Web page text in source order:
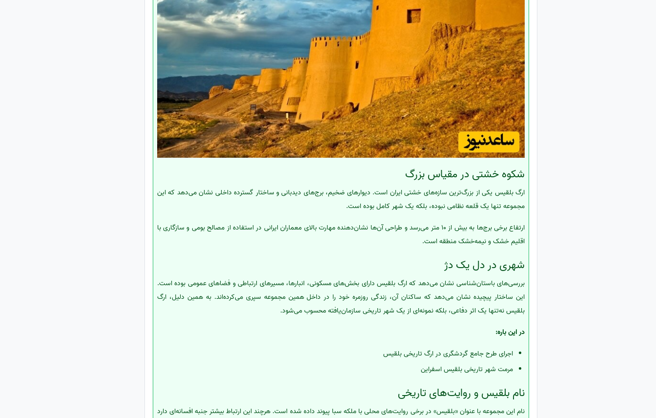
شکوه خشتی در مقیاس بزرگ
ارگ بلقیس یکی از بزرگ‌ترین سازه‌های خشتی ایران است. دیوارهای ضخیم، برج‌های دیدبانی و ساختار گسترده داخلی نشان می‌دهد که این
مجموعه تنها یک قلعه نظامی نبوده، بلکه یک شهر کامل بوده است.
ارتفاع برخی برج‌ها به بیش از 10 متر می‌رسد و طراحی آن‌ها نشان‌دهنده مهارت بالای معماران ایرانی در استفاده از مصالح بومی و سازگاری با
اقلیم خشک و نیمه‌خشک منطقه است.
شهری در دل یک دژ
بررسی‌های باستان‌شناسی نشان می‌دهد که ارگ بلقیس دارای بخش‌های مسکونی، انبارها، مسیرهای ارتباطی و فضاهای عمومی بوده است.
این ساختار پیچیده نشان می‌دهد که ساکنان آن، زندگی روزمره خود را در داخل همین مجموعه سپری می‌کرده‌اند. به همین دلیل، ارگ
بلقیس نه‌تنها یک اثر دفاعی، بلکه نمونه‌ای از یک شهر تاریخی سازمان‌یافته محسوب می‌شود.
در این باره:
اجرای طرح جامع گردشگری در ارگ تاریخی بلقیس
مرمت شهر تاریخی بلقیس اسفراین
نام بلقیس و روایت‌های تاریخی
نام این مجموعه با عنوان «بلقیس» در برخی روایت‌های محلی با ملکه سبا پیوند داده شده است. هرچند این ارتباط بیشتر جنبه افسانه‌ای دارد